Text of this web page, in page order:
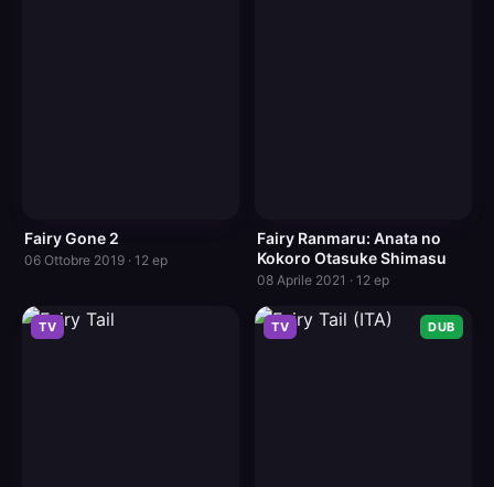
Fairy Gone 2
06 Ottobre 2019 · 12 ep
Fairy Ranmaru: Anata no
Kokoro Otasuke Shimasu
08 Aprile 2021 · 12 ep
TV TV DUB